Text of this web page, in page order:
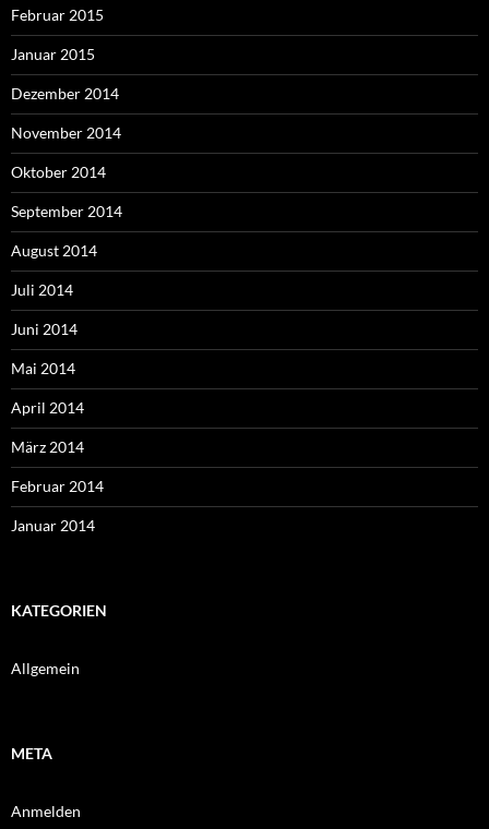
Februar 2015
Januar 2015
Dezember 2014
November 2014
Oktober 2014
September 2014
August 2014
Juli 2014
Juni 2014
Mai 2014
April 2014
März 2014
Februar 2014
Januar 2014
KATEGORIEN
Allgemein
META
Anmelden